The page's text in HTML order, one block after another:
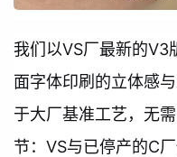
我们以VS厂最新的V3
面字体印刷的立体感
于大厂基准工艺，无
节：VS与已停产的C